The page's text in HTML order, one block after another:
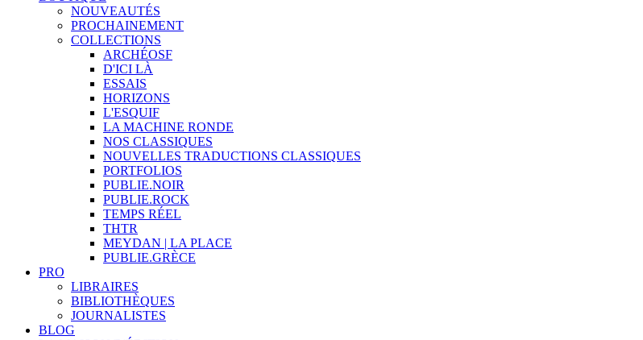
NOUVEAUTÉS
PROCHAINEMENT
COLLECTIONS
ARCHÉOSF
D'ICI LÀ
ESSAIS
HORIZONS
L'ESQUIF
LA MACHINE RONDE
NOS CLASSIQUES
NOUVELLES TRADUCTIONS CLASSIQUES
PORTFOLIOS
PUBLIE.NOIR
PUBLIE.ROCK
TEMPS RÉEL
THTR
MEYDAN | LA PLACE
PUBLIE.GRÈCE
PRO
LIBRAIRES
BIBLIOTHÈQUES
JOURNALISTES
BLOG